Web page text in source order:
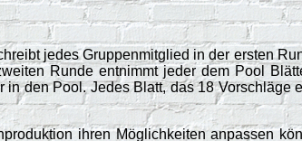
jedes Gruppenmitglied in der ersten
Runde entnimmt jeder dem Pool
den Pool. Jedes Blatt, das 18 Vorschläge
ihren Möglichkeiten anpassen